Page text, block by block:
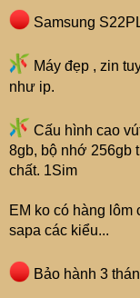
Samsung
Máy đẹp , zin
như ip.
Cấu hình cao
8gb, bộ nhớ 256gb
chất. 1Sim
EM ko có hàng lôm
sapa các kiểu...
Bảo hành 3